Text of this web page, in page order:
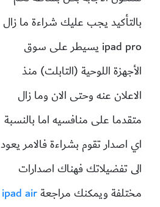
بالتأكيد يجب عليك شراءة ما زال
ipad pro يسيطر على سوق
الأجهزة اللوحية (التابلت) منذ
الاعلان عنه وحتى الان وما زال
متقدما على منافسيه اما بالنسبة
اي اصدار تقوم بشراءة فالامر يعود
الى تفضيلاتك فهناك اصدارات
مختلفة ويمكنك مراجعةipad air